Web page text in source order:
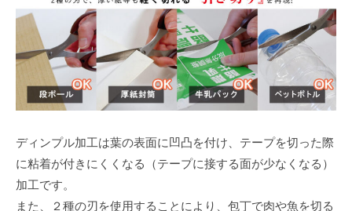
ディンプル加工は葉の表面に凹凸を付け、テープを切った際
に粘着が付きにくくなる（テープに接する面が少なくなる）
加工です。
また、２種の刃を使用することにより、包丁で肉や魚を切る